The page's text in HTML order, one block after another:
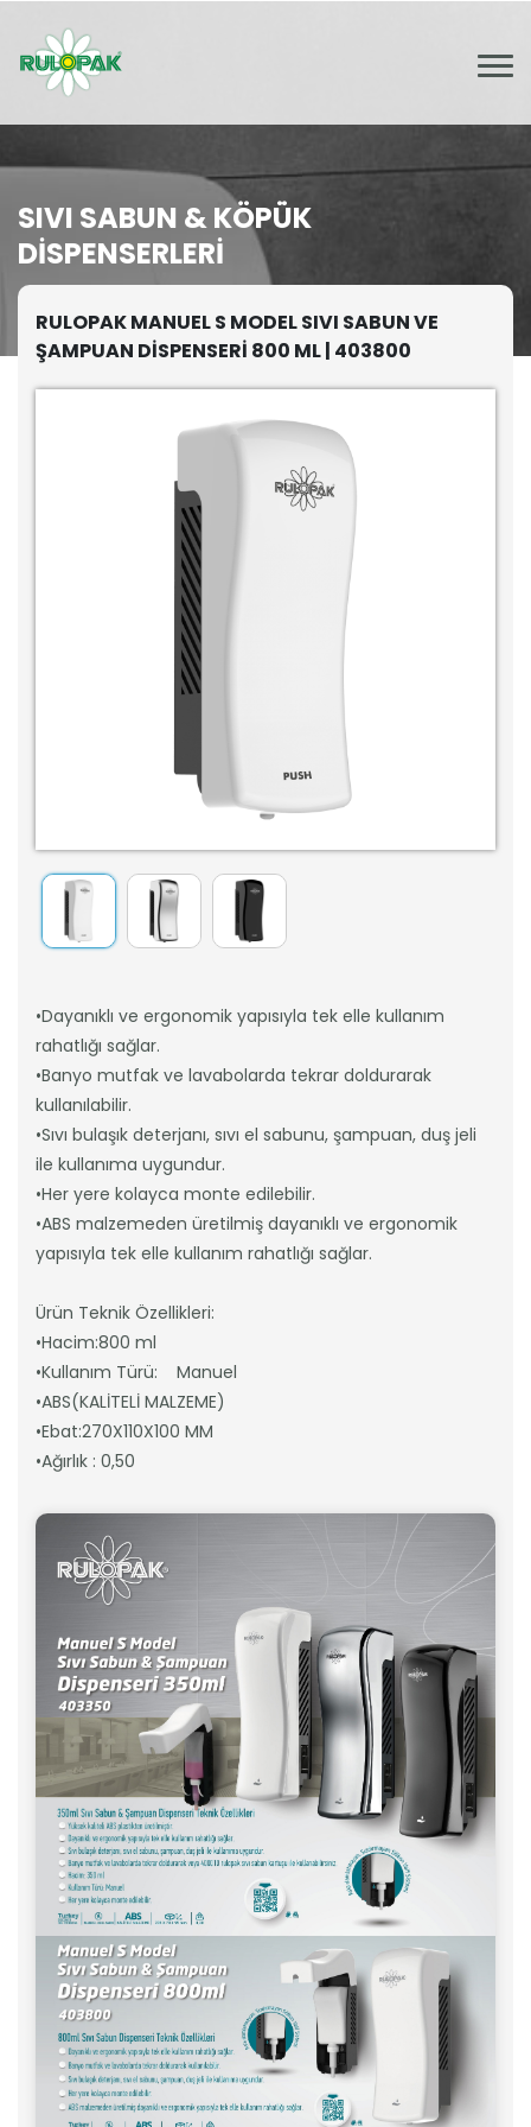
SIVI SABUN & KÖPÜK
DISPENSERLERI
RULOPAK MANUEL S MODEL SIVI SABUN VE
ŞAMPUAN DİSPENSERİ 800 ML | 403800
•Dayanıklı ve ergonomik yapısıyla tek elle kullanım
rahatlığı sağlar.
•Banyo mutfak ve lavabolarda tekrar doldurarak
kullanılabilir.
•Sıvı bulaşık deterjanı, sıvı el sabunu, şampuan, duş jeli
ile kullanıma uygundur.
•Her yere kolayca monte edilebilir.
•ABS malzemeden üretilmiş dayanıklı ve ergonomik
yapısıyla tek elle kullanım rahatlığı sağlar.
Ürün Teknik Özellikleri:
•Hacim:800 ml
•Kullanım Türü: Manuel
•ABS(KALİTELİ MALZEME)
•Ebat:270X110X100 MM
•Ağırlık : 0,50